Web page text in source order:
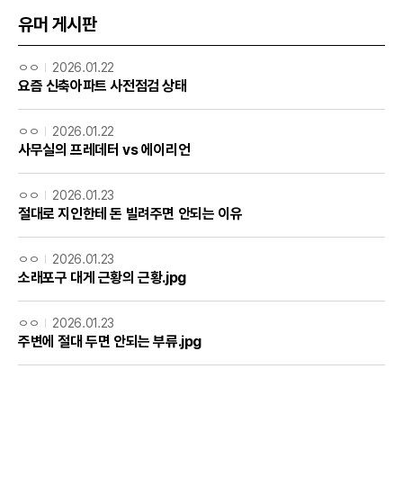
유머 게시판
ㅇㅇ 2026.01.22
요즘 신축아파트 사전점검 상태
ㅇㅇ 2026.01.22
사무실의 프레데터 vs 에이리언
ㅇㅇ 2026.01.23
절대로 지인한테 돈 빌려주면 안되는 이유
ㅇㅇ 2026.01.23
소래포구 대게 근황의 근황.jpg
ㅇㅇ 2026.01.23
주변에 절대 두면 안되는 부류.jpg